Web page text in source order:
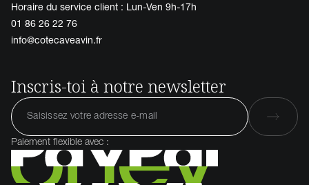
Horaire du service client : Lun-Ven 9h-17h
01 86 26 22 76
info@cotecaveavin.fr
Inscris-toi à notre newsletter
Paiement flexible avec :